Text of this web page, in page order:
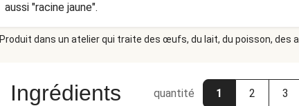
aussi "racine jaune".
Produit dans un atelier qui traite des œufs, du lait, du poisson, des
Ingrédients quantité 1 2 3